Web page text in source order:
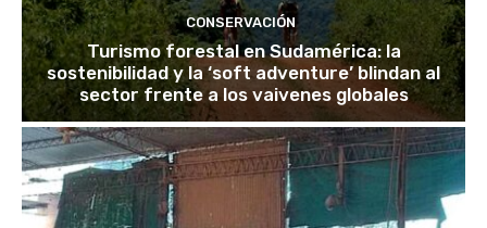
CONSERVACIÓN
Turismo forestal en Sudamérica: la
sostenibilidad y la ‘soft adventure’ blindan al
sector frente a los vaivenes globales